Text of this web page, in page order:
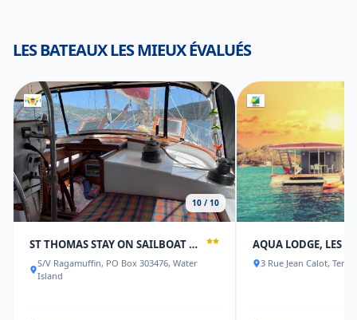
LES BATEAUX LES MIEUX ÉVALUÉS
10 / 10
ST THOMAS STAY ON SAILBOAT RAGAMUFFIN INCL MEALS WATER TOYS
S/V Ragamuffin, PO Box 303476, Water
Island
3 Rue Jean Calot,